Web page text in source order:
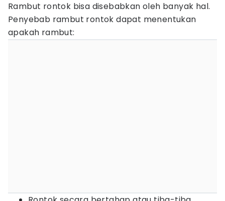
Rambut rontok bisa disebabkan oleh banyak hal.
Penyebab rambut rontok dapat menentukan
apakah rambut: